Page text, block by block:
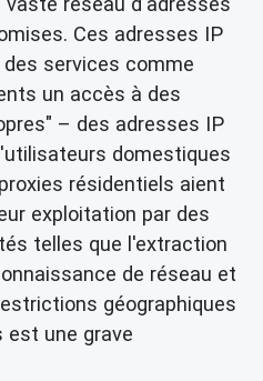
Ces adresses IP
services comme
un accès à des
– des adresses IP
domestiques
résidentiels aient
exploitation par des
telles que l'extraction
de réseau et
géographiques
est une grave